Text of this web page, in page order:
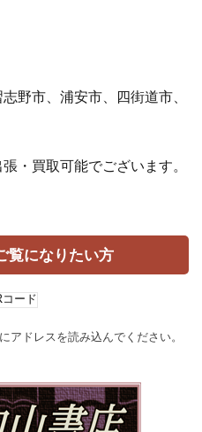
野市、浦安市、四街道市、
・買取可能でございます。
覧になりたい方
アドレスを読み込んでください。